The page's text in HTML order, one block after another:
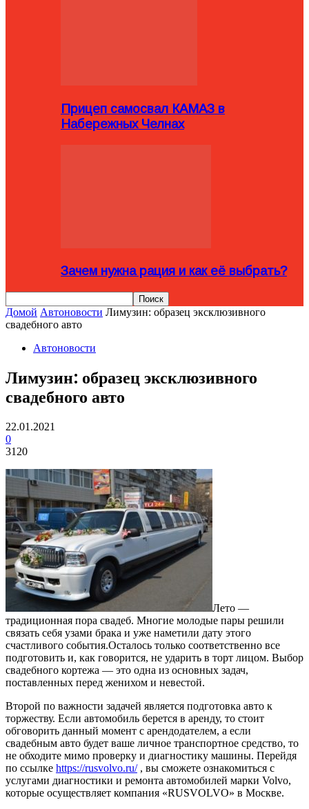
Прицеп самосвал КАМАЗ в
Набережных Челнах
Зачем нужна рация и как её выбрать?
Домой Автоновости Лимузин: образец эксклюзивного
свадебного авто
Автоновости
Лимузин: образец эксклюзивного
свадебного авто
22.01.2021
0
3120
Лето —
традиционная пора свадеб. Многие молодые пары решили
связать себя узами брака и уже наметили дату этого
счастливого события.Осталось только соответственно все
подготовить и, как говорится, не ударить в торт лицом. Выбор
свадебного кортежа — это одна из основных задач,
поставленных перед женихом и невестой.
Второй по важности задачей является подготовка авто к
торжеству. Если автомобиль берется в аренду, то стоит
обговорить данный момент с арендодателем, а если
свадебным авто будет ваше личное транспортное средство, то
не обходите мимо проверку и диагностику машины. Перейдя
по ссылке https://rusvolvo.ru/, вы сможете ознакомиться с
услугами диагностики и ремонта автомобилей марки Volvo,
которые осуществляет компания «RUSVOLVO» в Москве.